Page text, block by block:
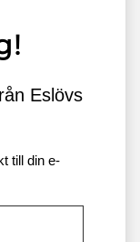
Eslövs
till din e-